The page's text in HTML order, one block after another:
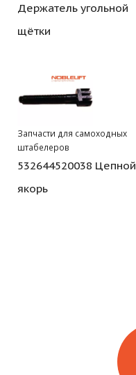
Держатель угольной
щётки
Запчасти для самоходных
штабелеров
532644520038 Цепной
якорь